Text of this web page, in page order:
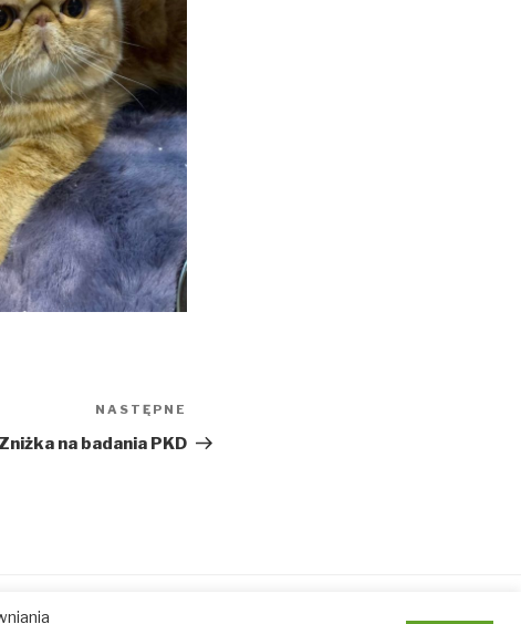
wpis
NASTĘPNE
Zniżka na badania PKD